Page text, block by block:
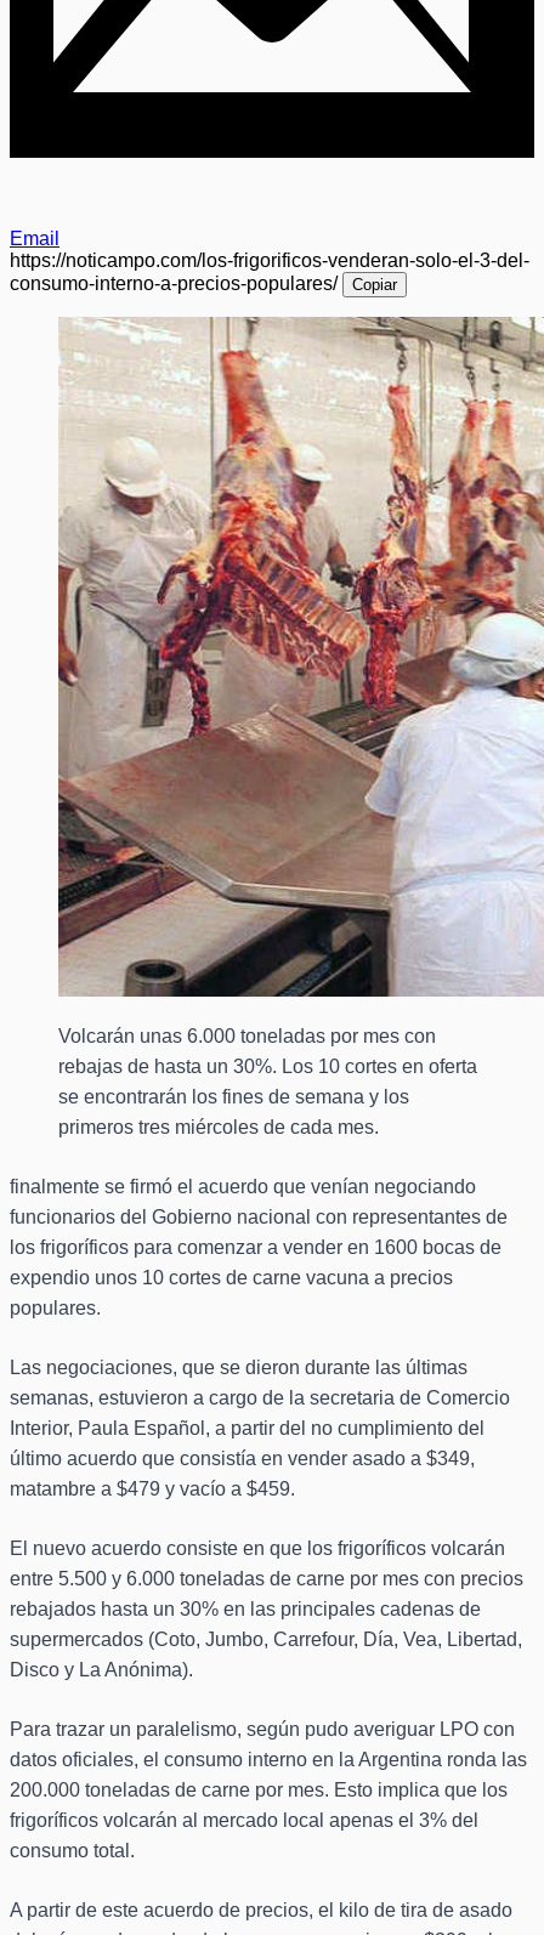
Email
https://noticampo.com/los-frigorificos-venderan-solo-el-3-del-
consumo-interno-a-precios-populares/
Copiar
Volcarán unas 6.000 toneladas por mes con
rebajas de hasta un 30%. Los 10 cortes en oferta
se encontrarán los fines de semana y los
primeros tres miércoles de cada mes.
finalmente se firmó el acuerdo que venían negociando
funcionarios del Gobierno nacional con representantes de
los frigoríficos para comenzar a vender en 1600 bocas de
expendio unos 10 cortes de carne vacuna a precios
populares.
Las negociaciones, que se dieron durante las últimas
semanas, estuvieron a cargo de la secretaria de Comercio
Interior, Paula Español, a partir del no cumplimiento del
último acuerdo que consistía en vender asado a $349,
matambre a $479 y vacío a $459.
El nuevo acuerdo consiste en que los frigoríficos volcarán
entre 5.500 y 6.000 toneladas de carne por mes con precios
rebajados hasta un 30% en las principales cadenas de
supermercados (Coto, Jumbo, Carrefour, Día, Vea, Libertad,
Disco y La Anónima).
Para trazar un paralelismo, según pudo averiguar LPO con
datos oficiales, el consumo interno en la Argentina ronda las
200.000 toneladas de carne por mes. Esto implica que los
frigoríficos volcarán al mercado local apenas el 3% del
consumo total.
A partir de este acuerdo de precios, el kilo de tira de asado